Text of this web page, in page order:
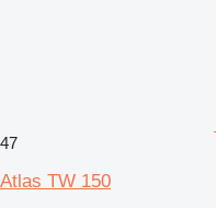
47
Atlas TW 150